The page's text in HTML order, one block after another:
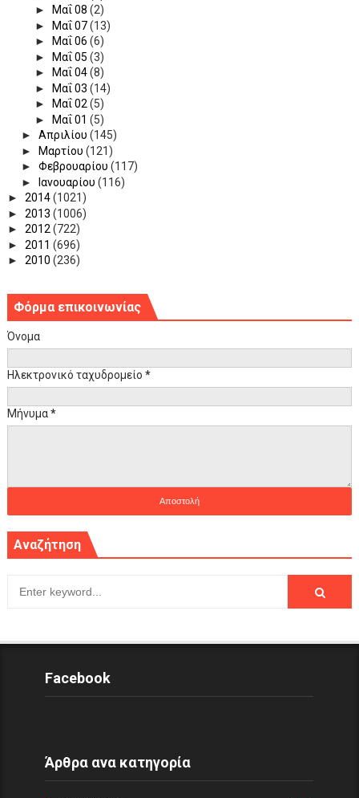
►
Μαΐ 08 (2)
►
Μαΐ 07(13)
►
Μαΐ 06 (6)
►
Μαΐ 05 (3)
►
Μαΐ 04(8)
►
Μαΐ 03 (14)
►
Μαΐ 02(5)
►
Μαΐ 01 (5)
► Απριλίου (145)
►
Μαρτίου (121)
► Φεβρουαρίου (117)
►
Ιανουαρίου (116)
► 2014(1021)
► 2013 (1006)
► 2012(722)
► 2011 (696)
► 2010 (236)
Φόρμα επικοινωνίας
Όνομα
Ηλεκτρονικό ταχυδρομείο *
Μήνυμα*
Αναζήτηση
Facebook
Άρθρα ανα κατηγορία